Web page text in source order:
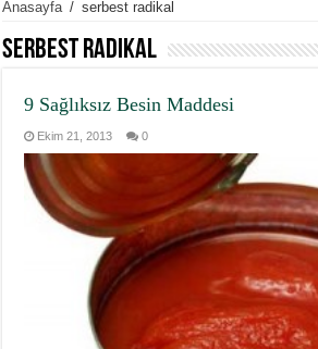
Anasayfa / serbest radikal
serbest radikal
9 Sağlıksız Besin Maddesi
Ekim 21, 2013 0